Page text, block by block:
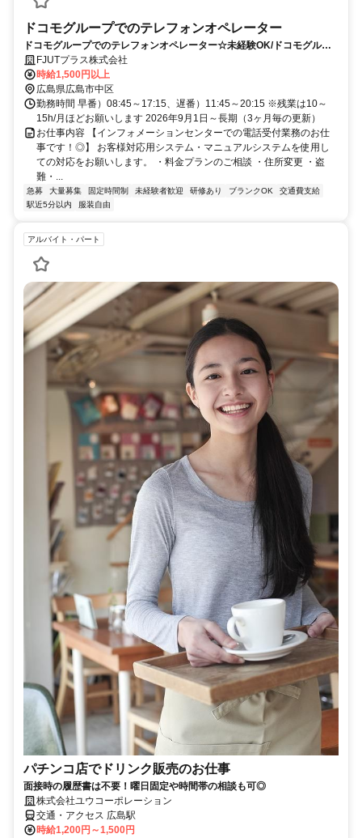
ドコモグループでのテレフォンオペレーター
ドコモグループでのテレフォンオペレーター☆未経験OK/ドコモグルー
プでの問合せ対応＠在宅あり！9月～
FJUTプラス株式会社
時給1,500円以上
広島県広島市中区
勤務時間 早番）08:45～17:15、遅番）11:45～20:15 ※残業は10～
15h/月ほどお願いします 2026年9月1日～長期（3ヶ月毎の更新）
お仕事内容 【インフォメーションセンターでの電話受付業務のお仕
事です！◎】 お客様対応用システム・マニュアルシステムを使用し
ての対応をお願いします。 ・料金プランのご相談 ・住所変更 ・盗
難・...
急募 大量募集 固定時間制 未経験者歓迎 研修あり ブランクOK
交通費支給
駅近5分以内
服装自由
アルバイト・パート
パチンコ店でドリンク販売のお仕事
面接時の履歴書は不要！曜日固定や時間帯の相談も可◎
株式会社ユウコーポレーション
交通・アクセス 広島駅
時給1,200円～1,500円